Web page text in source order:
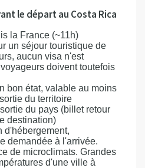
le départ au Costa Rica
la France (~11h)
un séjour touristique de
aucun visa n'est
doivent toutefois
bon état, valable au moins
du territoire
du pays (billet retour
destination)
d'hébergement,
demandée à l'arrivée.
de microclimats. Grandes
d'une ville à